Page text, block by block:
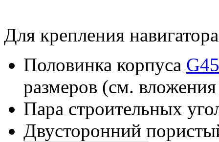
Для крепления
Половинка корпуса
размеров (см.
Пара строительных
Двусторонний